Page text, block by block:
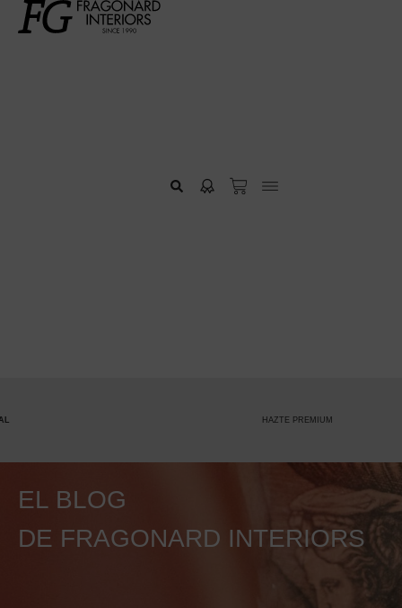
HAZTE PREMIUM
EL BLOG
DE FRAGONARD INTERIORS